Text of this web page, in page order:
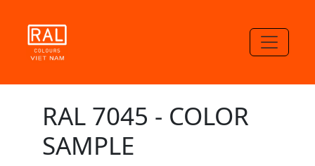
RAL 7045 - COLOR
SAMPLE